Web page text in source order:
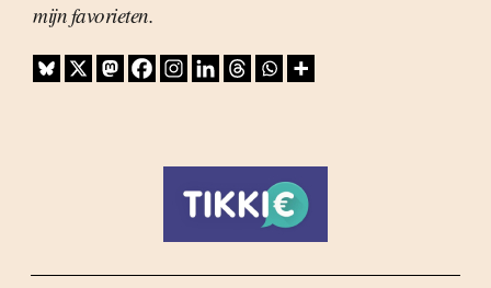
mijn favorieten.